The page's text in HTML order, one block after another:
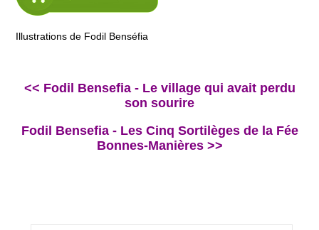
Illustrations de Fodil Benséfia
<< Fodil Bensefia - Le village qui avait perdu
son sourire
Fodil Bensefia - Les Cinq Sortilèges de la Fée
Bonnes-Manières >>